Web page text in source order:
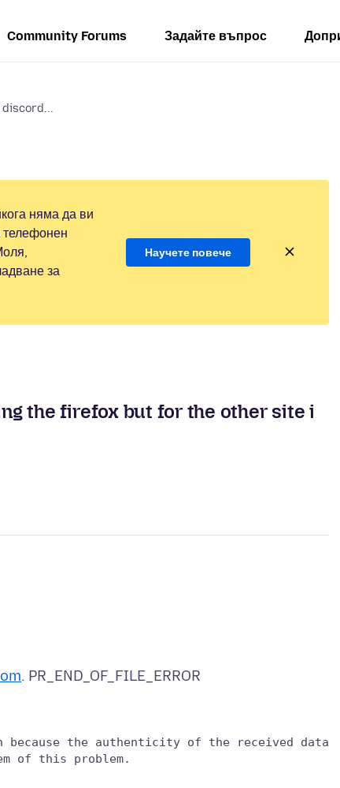
Community Forums Задайте въпрос
discord...
няма да ви
телефонен
за
Научете повече
the firefox but for the other site i
the authenticity of the received data